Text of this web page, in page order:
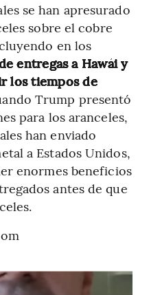
se han apresurado
sobre el cobre
en los
entregas a Hawái y
los tiempos de
Trump presentó
para los aranceles,
han enviado
a Estados Unidos,
enormes beneficios
antes de que